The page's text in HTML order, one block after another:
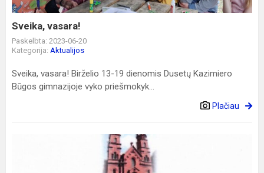
Sveika, vasara!
Paskelbta: 2023-06-20
Kategorija: Aktualijos
Sveika, vasara! Birželio 13-19 dienomis Dusetų Kazimiero
Būgos gimnazijoje vyko priešmokyk...
Plačiau